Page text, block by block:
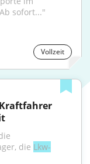
sofort..."
Vollzeit
die Lkw-